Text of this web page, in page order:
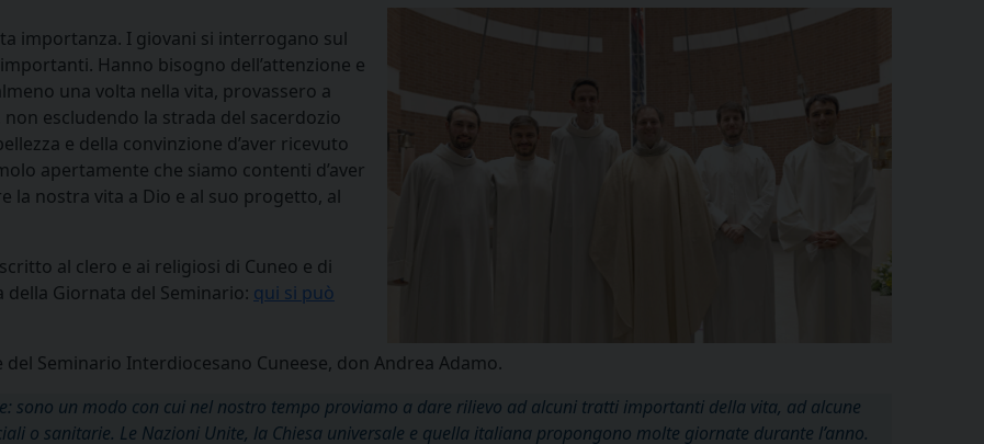
importanza. I giovani si interrogano sul
Hanno bisogno dell’attenzione e
una volta nella vita, provassero a
escludendo la strada del sacerdozio
e della convinzione d’aver ricevuto
apertamente che siamo contenti d’aver
la nostra vita a Dio e al suo progetto, al
al clero e ai religiosi di Cuneo e di
Giornata del Seminario: qui si può
Seminario Interdiocesano Cuneese, don Andrea Adamo.
sono un modo con cui nel nostro tempo proviamo a dare rilievo ad alcuni tratti importanti della vita, ad alcune
o sanitarie. Le Nazioni Unite, la Chiesa universale e quella italiana propongono molte giornate durante l’anno.